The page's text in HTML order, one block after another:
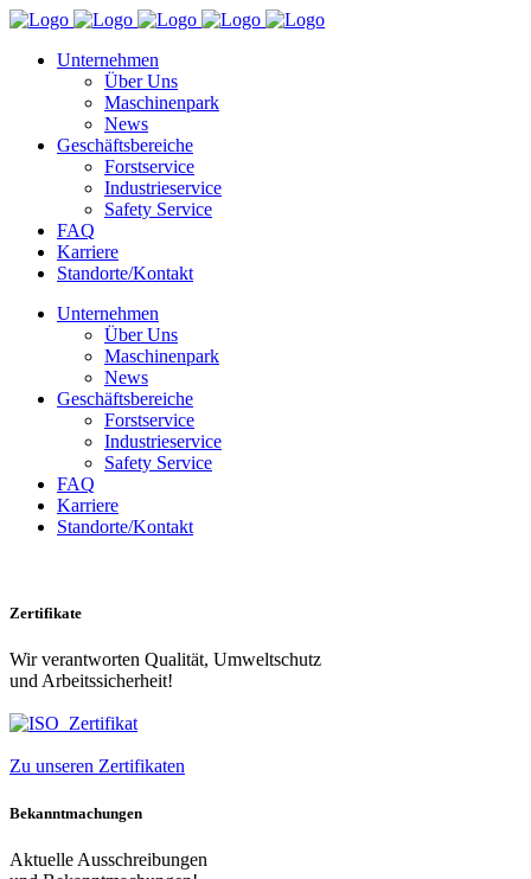
Unternehmen
Über Uns
Maschinenpark
News
Geschäftsbereiche
Forstservice
Industrieservice
Safety Service
FAQ
Karriere
Standorte/Kontakt
Unternehmen
Über Uns
Maschinenpark
News
Geschäftsbereiche
Forstservice
Industrieservice
Safety Service
FAQ
Karriere
Standorte/Kontakt
Zertifikate
Wir verantworten Qualität, Umweltschutz
und Arbeitssicherheit!
Zu unseren Zertifikaten
Bekanntmachungen
Aktuelle Ausschreibungen